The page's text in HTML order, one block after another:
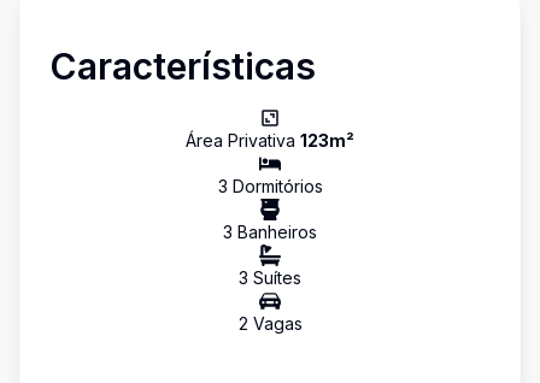
Características
Área Privativa 123m²
3 Dormitórios
3 Banheiros
3 Suítes
2 Vagas